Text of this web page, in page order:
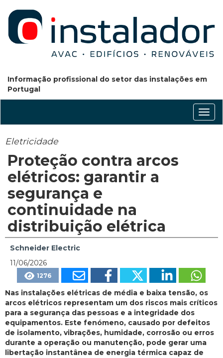
Informação profissional do setor das instalações em
Portugal
Eletricidade
Proteção contra arcos
elétricos: garantir a
segurança e
continuidade na
distribuição elétrica
Schneider Electric
11/06/2026
1276
Nas instalações elétricas de média e baixa tensão, os
arcos elétricos representam um dos riscos mais críticos
para a segurança das pessoas e a integridade dos
equipamentos. Este fenómeno, causado por defeitos
de isolamento, vibrações, humidade, corrosão ou erros
durante a operação ou manutenção, pode gerar uma
libertação instantânea de energia térmica capaz de